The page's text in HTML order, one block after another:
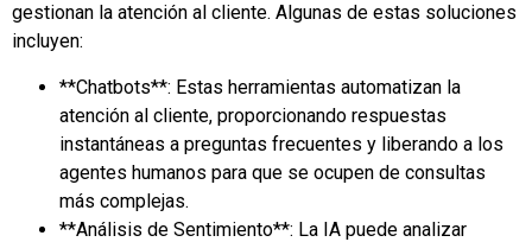
gestionan la atención al cliente. Algunas de estas soluciones
incluyen:
**Chatbots**: Estas herramientas automatizan la
atención al cliente, proporcionando respuestas
instantáneas a preguntas frecuentes y liberando a los
agentes humanos para que se ocupen de consultas
más complejas.
**Análisis de Sentimiento**: La IA puede analizar